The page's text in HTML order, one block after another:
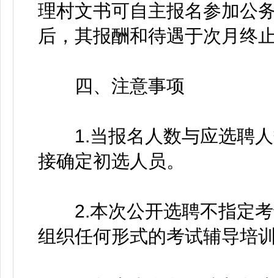
理村文书可自主报名参加公
后，其报酬和待遇于次月终
四、注意事项
1.当报名人数与应选聘人
接确定初选人员。
2.本次公开选聘不指定考
组织任何形式的考试辅导培